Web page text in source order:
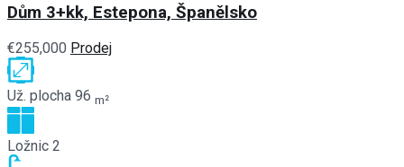
Dům 3+kk, Estepona, Španělsko
€255,000 Prodej
Už. plocha 96 m²
Ložnic 2